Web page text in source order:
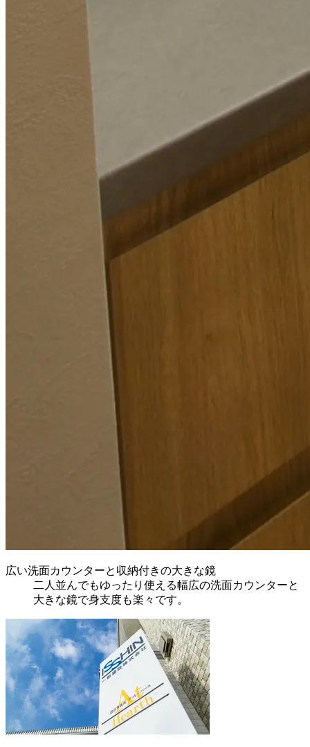
広い洗面カウンターと収納付きの大きな鏡
二人並んでもゆったり使える幅広の洗面カウンターと
大きな鏡で身支度も楽々です。